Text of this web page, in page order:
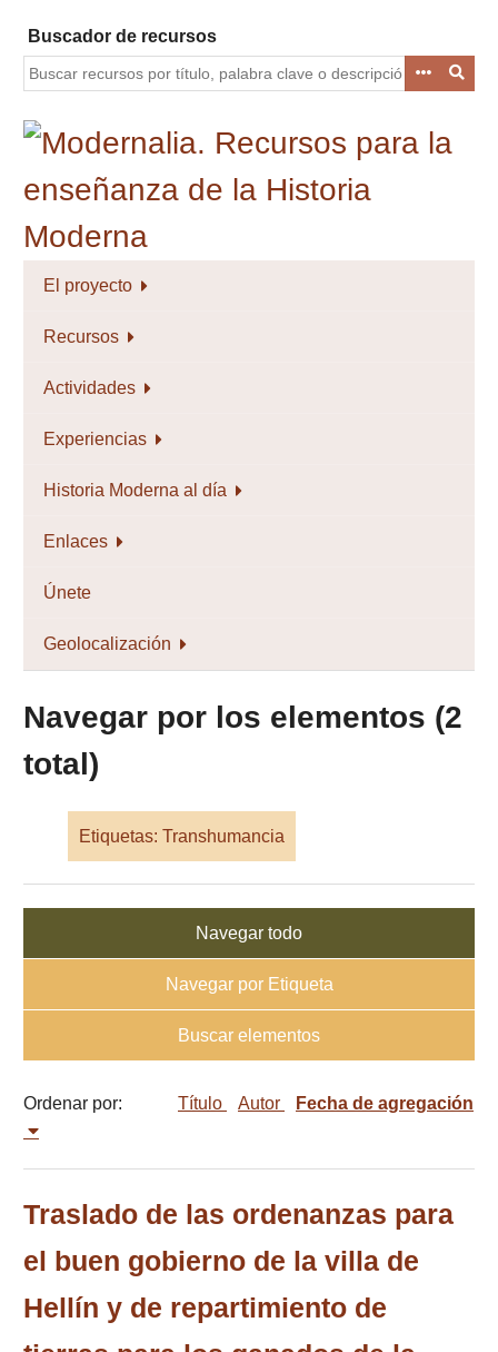
contenido
principal
Buscador de recursos
El proyecto
Recursos
Actividades
Experiencias
Historia Moderna al día
Enlaces
Únete
Geolocalización
Navegar por los elementos (2
total)
Etiquetas: Transhumancia
Navegar todo
Navegar por Etiqueta
Buscar elementos
Ordenar por: Título Autor Fecha de agregación
Traslado de las ordenanzas para
el buen gobierno de la villa de
Hellín y de repartimiento de